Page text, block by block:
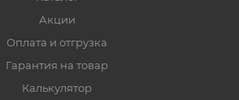
Акции
Оплата и отгрузка
Гарантия на товар
Калькулятор